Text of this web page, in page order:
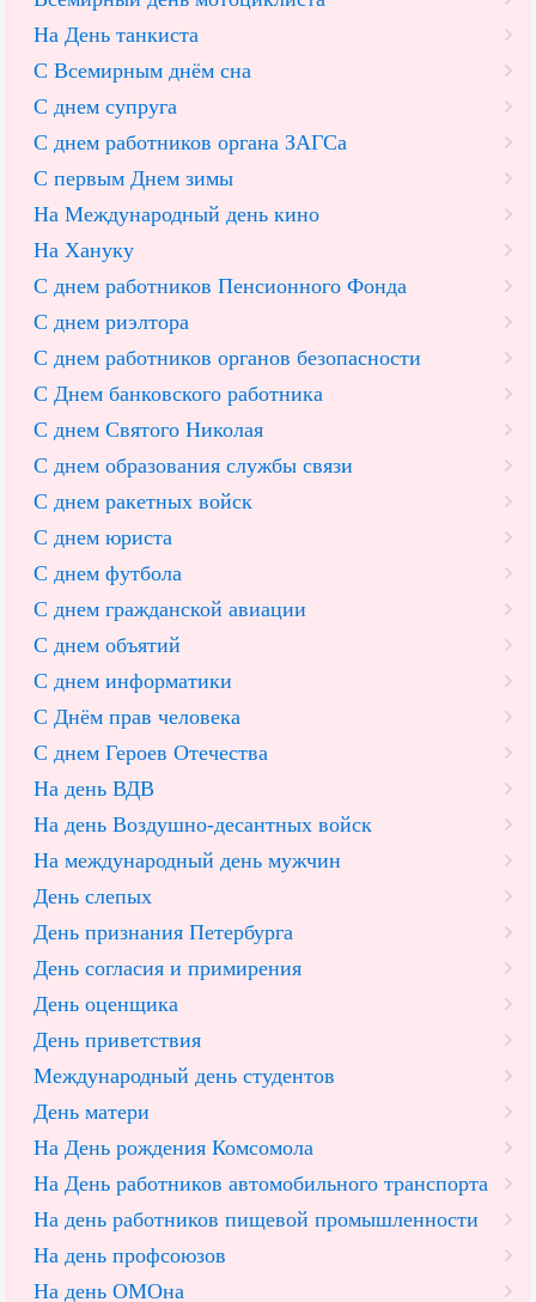
На День танкиста
С Всемирным днём сна
С днем супруга
С днем работников органа ЗАГСа
С первым Днем зимы
На Международный день кино
На Хануку
С днем работников Пенсионного Фонда
С днем риэлтора
С днем работников органов безопасности
С Днем банковского работника
С днем Святого Николая
С днем образования службы связи
С днем ракетных войск
С днем юриста
С днем футбола
С днем гражданской авиации
С днем объятий
С днем информатики
С Днём прав человека
С днем Героев Отечества
На день ВДВ
На день Воздушно-десантных войск
На международный день мужчин
День слепых
День признания Петербурга
День согласия и примирения
День оценщика
День приветствия
Международный день студентов
День матери
На День рождения Комсомола
На День работников автомобильного транспорта
На день работников пищевой промышленности
На день профсоюзов
На день ОМОна